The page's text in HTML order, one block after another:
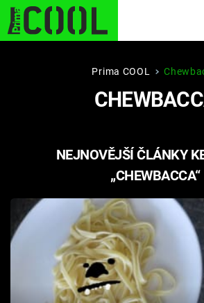
STARHOUSE BUFFY,
PLNEJ KOTEL AVENGERS 5
Filmy
Seriály
Prima COOL
NEJNOVĚJŠÍ ČLÁNKY
„CHEWBACCA“